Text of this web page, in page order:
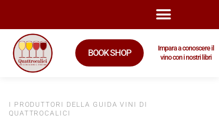
BOOK SHOP
Impara a conoscere il
vino con i nostri libri
I PRODUTTORI DELLA GUIDA VINI DI
QUATTROCALICI